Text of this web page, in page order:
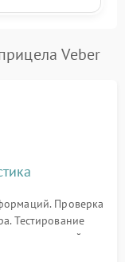
Veber
Проверка
Тестирование
отстройки
внутренних